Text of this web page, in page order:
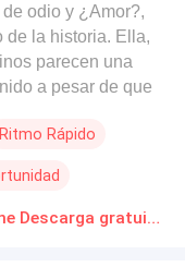
odio y ¿Amor?,
de la historia. Ella,
parecen una
a pesar de que
superar el dolor
esta, la tercera
conoceremos: La
Ritmo Rápido
La otra cara de la luna Novelas Online Descarga gratuita de PDF